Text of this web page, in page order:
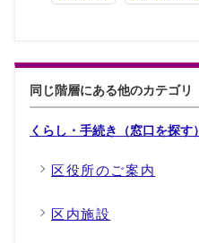
同じ階層にある他のカテゴリ
くらし・手続き（窓口を探す）
区役所のご案内
区内施設